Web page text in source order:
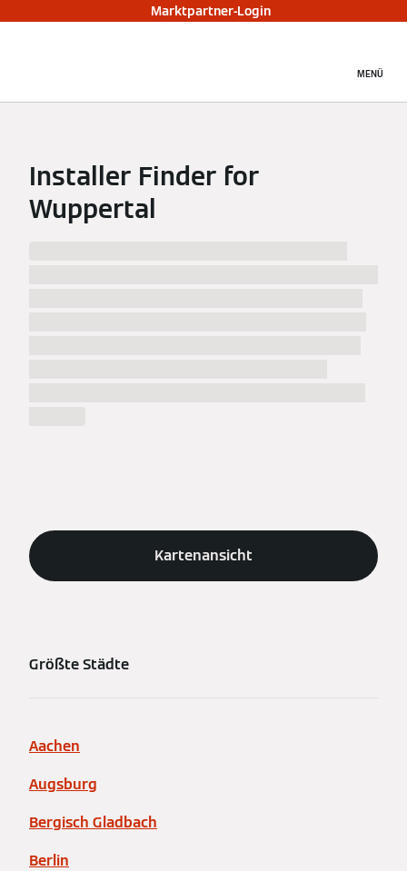
Marktpartner-Login
MENÜ
Installer Finder for
Wuppertal
Kartenansicht
Größte Städte
Aachen
Augsburg
Bergisch Gladbach
Berlin